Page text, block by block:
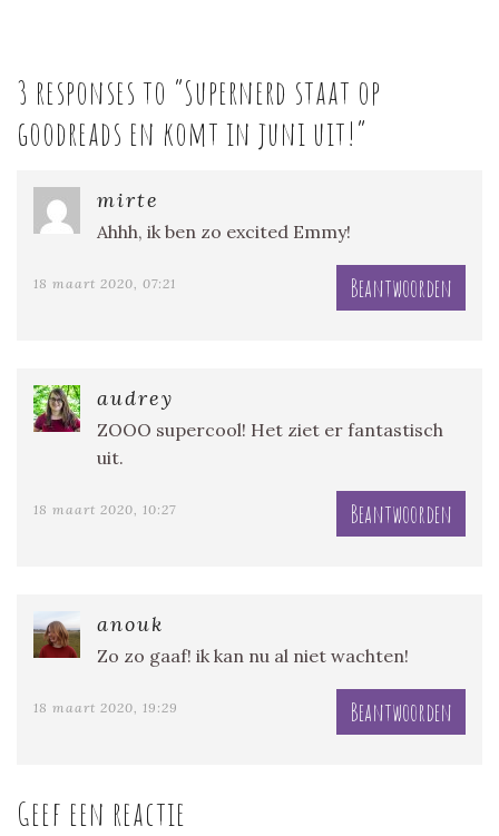
3 responses to “Supernerd staat op
goodreads en komt in juni uit!”
mirte
Ahhh, ik ben zo excited Emmy!
18 maart 2020, 07:21 Beantwoorden
audrey
ZOOO supercool! Het ziet er fantastisch
uit.
18 maart 2020, 10:27 Beantwoorden
anouk
Zo zo gaaf! ik kan nu al niet wachten!
18 maart 2020, 19:29 Beantwoorden
Geef een reactie